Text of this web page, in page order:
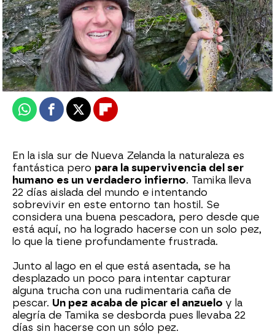
mega
Publicado:26 de junio de 2025, 18:30
WhatsappFacebook
X Flipboard
En la isla sur de Nueva Zelanda la naturaleza es
fantástica pero para la supervivencia del ser
humano es un verdadero infierno. Tamika lleva
22 días aislada del mundo e intentando
sobrevivir en este entorno tan hostil. Se
considera una buena pescadora, pero desde que
está aquí, no ha logrado hacerse con un solo pez,
lo que la tiene profundamente frustrada.
Junto al lago en el que está asentada, se ha
desplazado un poco para intentar capturar
alguna trucha con una rudimentaria caña de
pescar. Un pez acaba de picar el anzuelo y la
alegría de Tamika se desborda pues llevaba 22
días sin hacerse con un sólo pez.